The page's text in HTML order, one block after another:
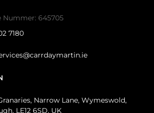
Nummer: 645705
7180
Narrow Lane, Wymeswold,
LE12 6SD, UK